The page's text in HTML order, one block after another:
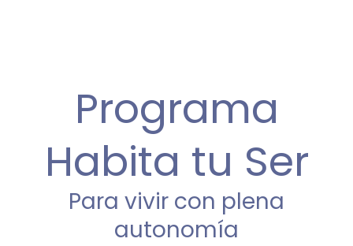
Programa
Habita tu Ser
Para vivir con plena
autonomía